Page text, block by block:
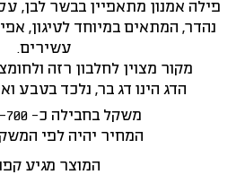
פילה אמנון מתאפיין בבשר לבן,
נהדר, המתאים במיוחד לטיגון,
עשירים.
מקור מצוין לחלבון רזה
הדג הינו דג בר, נלכד בטבע
משקל בחבילה כ- 500-700 גרם.
המחיר יהיה לפי
המוצר מגיע